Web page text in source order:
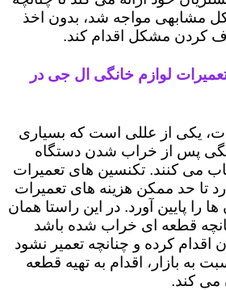
مشابهی مواجه شد، بدون اخذ
کردن مشکل اقدام کند.
لوازم خانگی ال جی در
یکی از عللی است که بسیاری
پس از خراب شدن دستگاه
می کنند. تکنسین های تعمیرات
تا حد ممکن هزینه های تعمیرات
را پایین آورد. در این راستا همان
قطعه ای خراب شده باشد
اقدام کرده و چنانچه تعمیر نشود
به بازار، اقدام به تهیه قطعه
می کند.